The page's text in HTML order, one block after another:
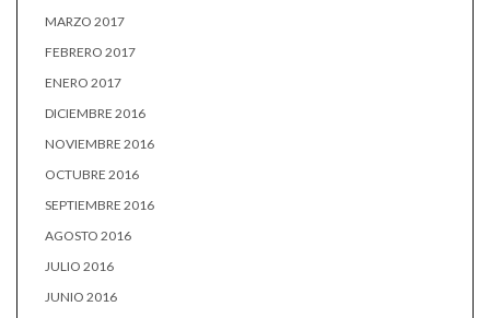
MARZO 2017
FEBRERO 2017
ENERO 2017
DICIEMBRE 2016
NOVIEMBRE 2016
OCTUBRE 2016
SEPTIEMBRE 2016
AGOSTO 2016
JULIO 2016
JUNIO 2016